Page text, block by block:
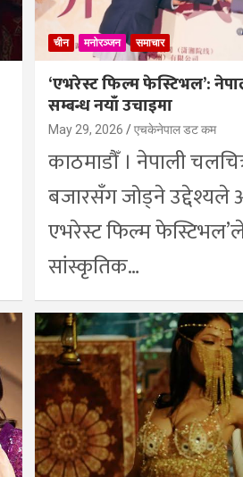
चीन मनोरञ्जन समाचार
‘एभरेस्ट फिल्म फेस्टिभल’:
सम्बन्ध नयाँ उचाइमा
May 29, 2026 एचकेनेपाल डट कम
काठमाडौँ । नेपाली
बजारसँग जोड्ने उद्देश्यले
एभरेस्ट फिल्म
सांस्कृतिक…